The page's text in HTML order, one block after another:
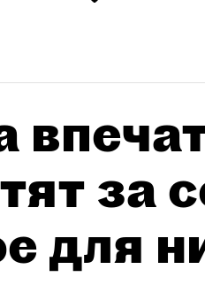
за
для